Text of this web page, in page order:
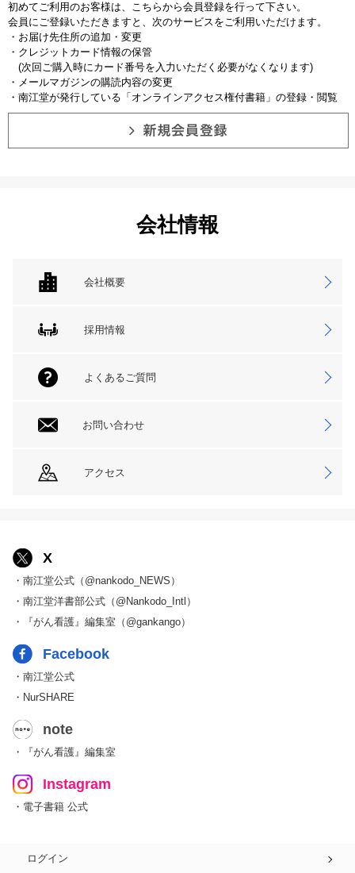
初めてご利用のお客様は、こちらから会員登録を行って下さい。
会員にご登録いただきますと、次のサービスをご利用いただけます。
・お届け先住所の追加・変更
・クレジットカード情報の保管
(次回ご購入時にカード番号を入力いただく必要がなくなります)
・メールマガジンの購読内容の変更
・南江堂が発行している「オンラインアクセス権付書籍」の登録・閲覧
会社情報
会社概要
採用情報
よくあるご質問
お問い合わせ
アクセス
X
・南江堂公式（@nankodo_NEWS）
・南江堂洋書部公式（@Nankodo_Intl）
・『がん看護』編集室（@gankango）
Facebook
・南江堂公式
・NurSHARE
note
・『がん看護』編集室
Instagram
・電子書籍 公式
ログイン